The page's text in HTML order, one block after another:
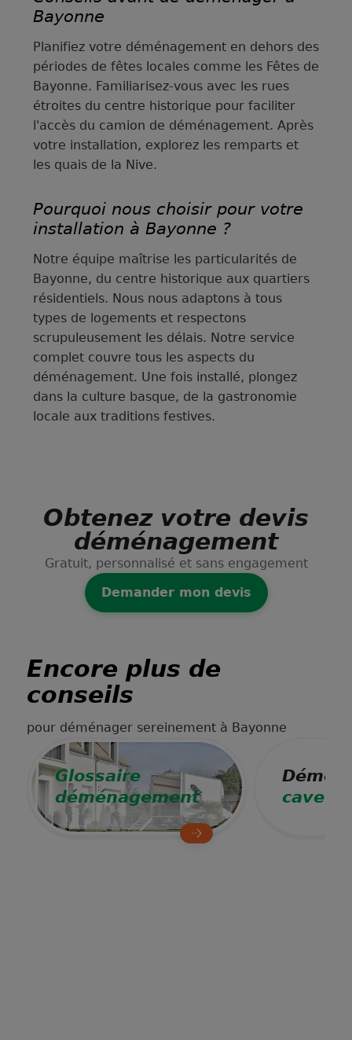
Bayonne
Planifiez votre déménagement en dehors des
périodes de fêtes locales comme les Fêtes de
Bayonne. Familiarisez-vous avec les rues
étroites du centre historique pour faciliter
l'accès du camion de déménagement. Après
votre installation, explorez les remparts et
les quais de la Nive.
Pourquoi nous choisir pour votre
installation à Bayonne ?
Notre équipe maîtrise les particularités de
Bayonne, du centre historique aux quartiers
résidentiels. Nous nous adaptons à tous
types de logements et respectons
scrupuleusement les délais. Notre service
complet couvre tous les aspects du
déménagement. Une fois installé, plongez
dans la culture basque, de la gastronomie
locale aux traditions festives.
Obtenez votre devis
déménagement
Gratuit, personnalisé et sans engagement
Demander mon devis
Encore plus de
conseils
pour déménager sereinement à Bayonne
Glossaire
déménagement
cave à